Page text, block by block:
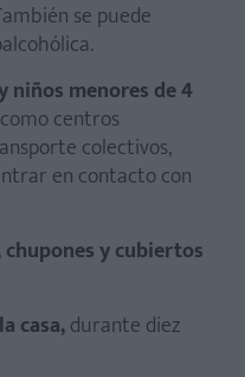
se puede
niños menores de 4
como centros
colectivos,
en contacto con
y cubiertos
casa,durante diez